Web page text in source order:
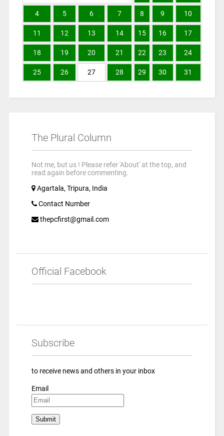
4 5 6 7 8 9 10
11 12 13 14 15 16 17
18 19 20 21 22 23 24
25 26 27 28 29 30 31
The Plural Column
Not me, but us ! Please refer 'About' at the top, and
read again before commenting.
Agartala, Tripura, India
Contact Number
thepcfirst@gmail.com
Official Facebook
Subscribe
to receive news and others in your inbox
Email